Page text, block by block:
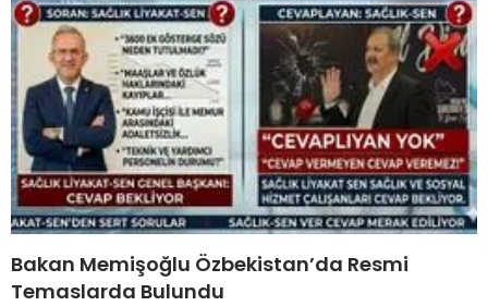
Bakan Memişoğlu Özbekistan’da Resmi
Temaslarda Bulundu